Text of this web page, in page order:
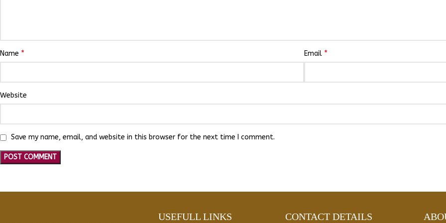
Name * Email *
Website
Save my name, email, and website in this browser for the next time I comment.
USEFULL LINKS
CONTACT DETAILS